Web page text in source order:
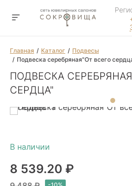
Главная Каталог
Подвесы
Подвеска серебряная"От всего
ПОДВЕСКА
СЕРДЦА"
8 539.20 ₽